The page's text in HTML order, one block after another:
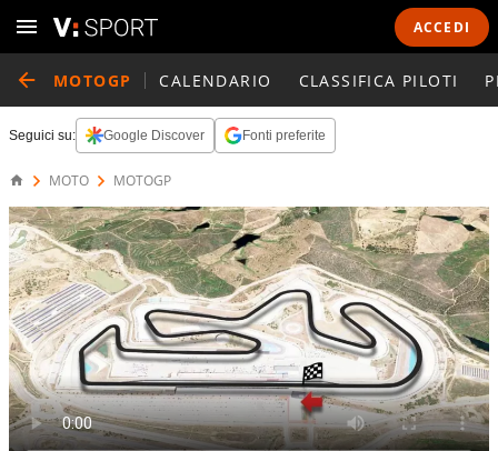
ACCEDI
MOTOGP CALENDARIO CLASSIFICA PILOTI
Seguici su: Google Discover Fonti preferite
MOTO MOTOGP